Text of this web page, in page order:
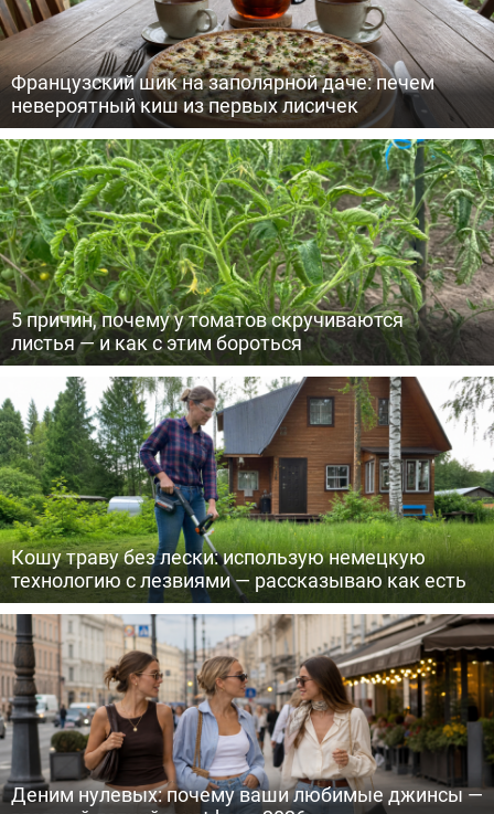
Французский шик на заполярной даче: печем
невероятный киш из первых лисичек
5 причин, почему у томатов скручиваются
листья — и как с этим бороться
Кошу траву без лески: использую немецкую
технологию с лезвиями — рассказываю как есть
Деним нулевых: почему ваши любимые джинсы —